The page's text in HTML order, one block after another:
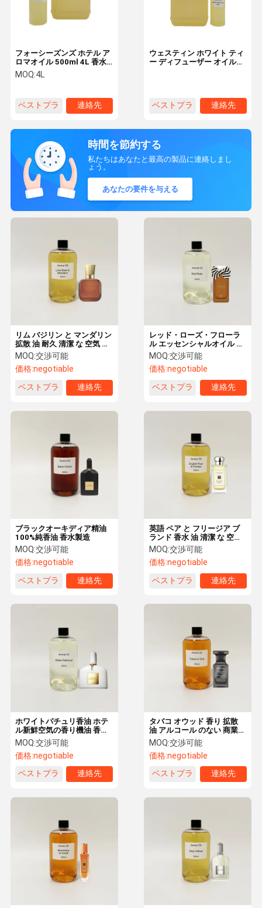
家へ 製品 VRショー
わたしたち
工場ツアー ニュース
フォーシーズンズ ホテル ア
ロマオイル 500ml 4L 香水
配送システム フローラルノ
ート
MOQ:4L
ベストプラ
連絡先
ウェスティン ホワイト ティ
ー ディフューザー オイル
ベストプラ
連絡先
時間を節約する
私たちはあなたと最高の製品に連絡しまし
ょう。
あなたの要件を与える
レッド・ローズ・フローラ
ル エッセンシャルオイル 高
濃度 高級 エッセンシャルオ
イル カスタム
MOQ:交渉可能
価格:negotiable
ベストプラ
連絡先
リム バジリン と マンダリン
拡散 油 耐久 清潔 な 空気 香
り 油
MOQ:交渉可能
価格:negotiable
ベストプラ
連絡先
英語 ペア と フリージア ブ
ランド 香水 油 清潔 な 空気
の ため に 持久 する 精油
MOQ:交渉可能
価格:negotiable
ベストプラ
連絡先
ブラックオーキディア精油
100%純香油 香水製造
MOQ:交渉可能
価格:negotiable
ベストプラ
連絡先
タバコ オウッド 香り 拡散
油 アルコール のない 商業用
精油
MOQ:交渉可能
価格:negotiable
ベストプラ
連絡先
ホワイトパチュリ香油 ホテ
ル新鮮空気の香り機油 香り
配送システム
MOQ:交渉可能
価格:negotiable
ベストプラ
連絡先